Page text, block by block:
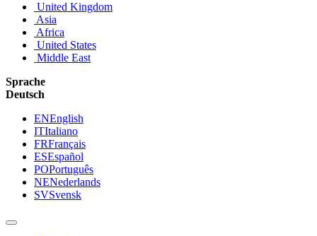
United Kingdom
Asia
Africa
United States
Middle East
Sprache
Deutsch
ENEnglish
ITItaliano
FRFrançais
ESEspañol
POPortuguês
NENederlands
SVSvensk